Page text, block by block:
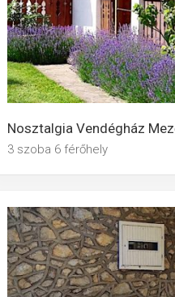
Nosztalgia Vendégház
3 szoba 6 férőhely